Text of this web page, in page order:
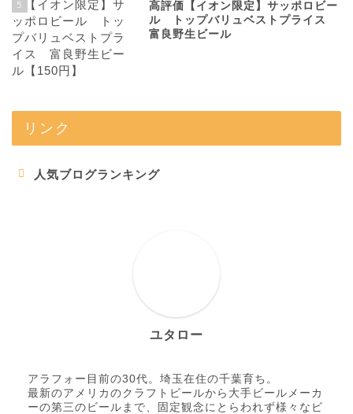
5
高評価【イオン限定】サッポロビー
ル トップバリュベストプライス
富良野生ビール
リンク
人気ブログランキング
ユタロー
アラフォー目前の30代。埼玉在住の千葉育ち。
最新のアメリカのクラフトビールから大手ビールメーカ
ーの第三のビールまで、固定観念にとらわれず様々なビ